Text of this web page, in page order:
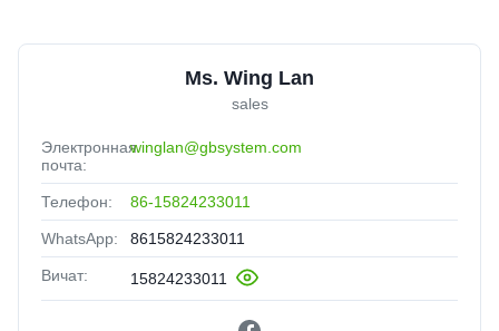
Ms. Wing Lan
sales
Электронная
почта:
winglan@gbsystem.com
Телефон: 86-15824233011
WhatsApp: 8615824233011
Вичат: 15824233011